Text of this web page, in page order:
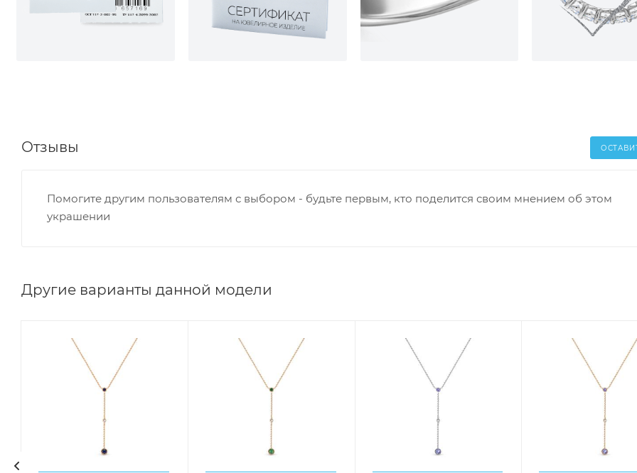
Отзывы
Помогите другим пользователям с выбором - будьте первым, кто поделится своим мнением об этом
украшении
Другие варианты данной модели